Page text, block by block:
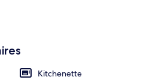
et vous bénéficierez de quelques
privée et une télévision LCD.
Kitchenette